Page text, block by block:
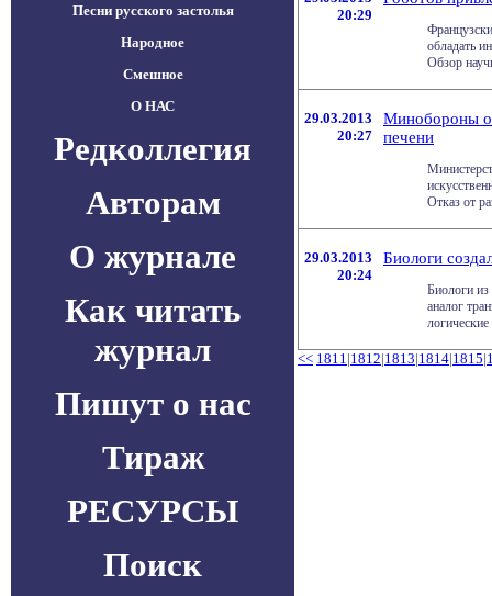
Песни русского застолья
Народное
Смешное
О НАС
Редколлегия
Авторам
О журнале
Как читать
журнал
Пишут о нас
Тираж
РЕСУРСЫ
Поиск
20:29
обладать
Обзор
29.03.2013
20:27
Минобороны
печени
Отказ от
29.03.2013
20:24
Биологи
Биологи из
аналог
<< 1811|1812|1813|1814|1815|